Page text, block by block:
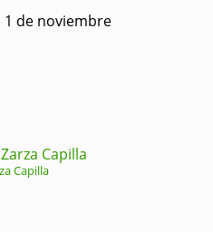
1 de noviembre
Capilla
Capilla